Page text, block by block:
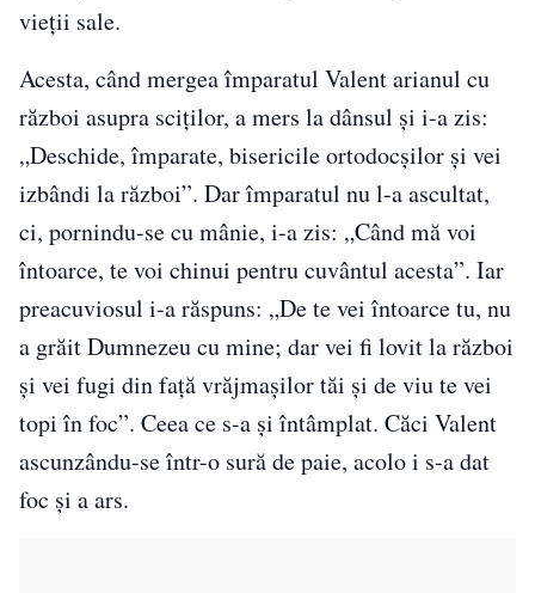
vieții sale.
Acesta, când mergea împaratul Valent arianul cu
război asupra sciților, a mers la dânsul și i-a zis:
„Deschide, împarate, bisericile ortodocșilor și vei
izbândi la război”. Dar împaratul nu l-a ascultat,
ci, pornindu-se cu mânie, i-a zis: „Când mă voi
întoarce, te voi chinui pentru cuvântul acesta”. Iar
preacuviosul i-a răspuns: „De te vei întoarce tu, nu
a grăit Dumnezeu cu mine; dar vei fi lovit la război
și vei fugi din față vrăjmașilor tăi și de viu te vei
topi în foc”. Ceea ce s-a și întâmplat. Căci Valent
ascunzându-se într-o sură de paie, acolo i s-a dat
foc și a ars.